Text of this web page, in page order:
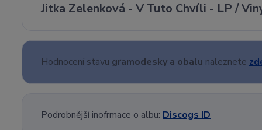
Jitka Zelenková - V Tuto Chvíli - LP /
Hodnocení stavu gramodesky a obalu naleznete
Podrobnější inofrmace o albu: Discogs ID